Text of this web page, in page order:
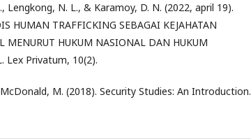
Lengkong, N. L., & Karamoy, D. N. (2022, april 19).
HUMAN TRAFFICKING SEBAGAI KEJAHATAN
MENURUT HUKUM NASIONAL DAN HUKUM
Lex Privatum, 10(2).
M. (2018). Security Studies: An Introduction.